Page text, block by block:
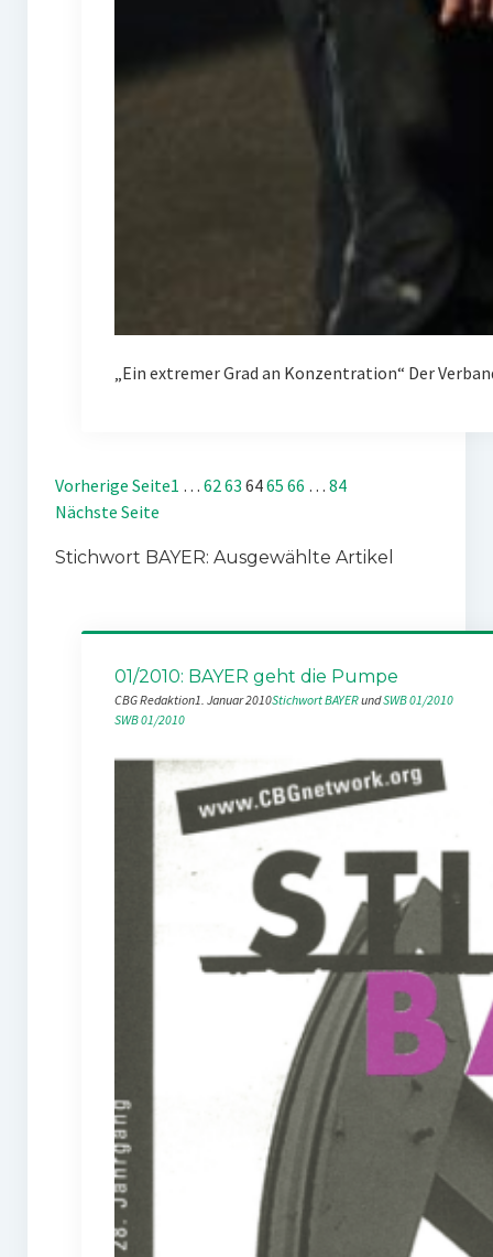
„Ein extremer Grad an Konzentration“ Der
Vorherige Seite1 … 6263 6465 66 … 84
Nächste Seite
Stichwort BAYER: Ausgewählte Artikel
01/2010: BAYER geht die Pumpe
CBG Redaktion1. Januar 2010Stichwort BAYER und SWB 01/2010
SWB 01/2010